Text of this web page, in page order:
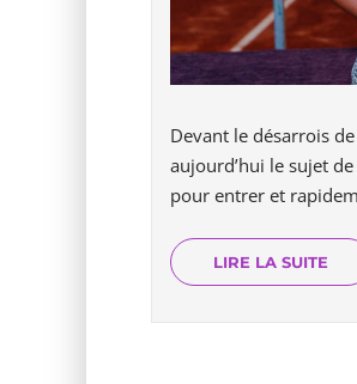
Devant le désarrois
aujourd’hui le sujet
pour entrer et
LIRE LA SUITE